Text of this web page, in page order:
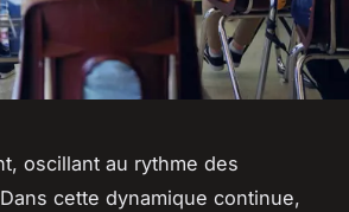
oscillant au rythme des
cette dynamique continue,